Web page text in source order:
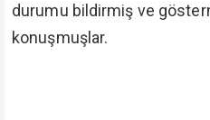
durumu bildirmiş ve
konuşmuşlar.